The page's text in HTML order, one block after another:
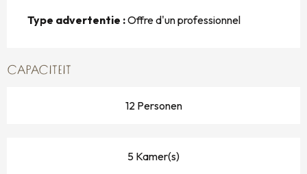
Type advertentie :Offre d'un professionnel
CAPACITEIT
12 Personen
5 Kamer(s)